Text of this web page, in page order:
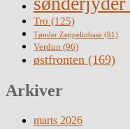
Tro (125)
Tønder Zeppelinbase (81)
Verdun (96)
østfronten (169)
Arkiver
marts 2026